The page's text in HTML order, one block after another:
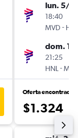
lun. 5/
18:40
MVD -
dom.
21:25
HNL -
Oferta encontrada
$1.324